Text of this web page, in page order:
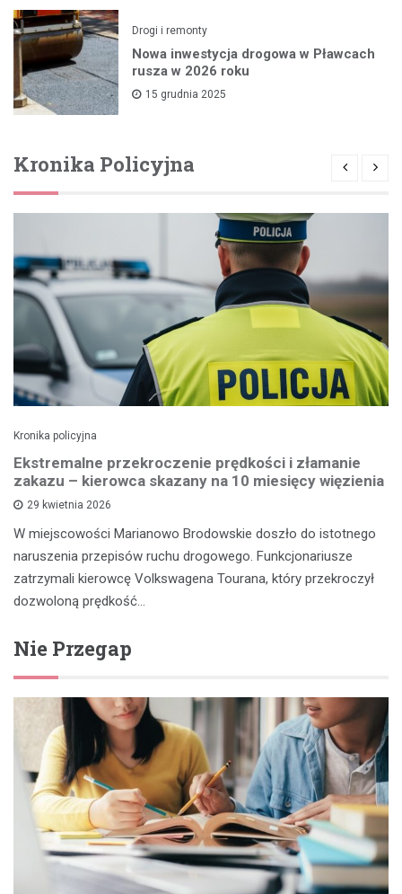
Drogi i remonty
Nowa inwestycja drogowa w Pławcach
rusza w 2026 roku
15 grudnia 2025
Kronika Policyjna
Kronika policyjna
Ekstremalne przekroczenie prędkości i złamanie
zakazu – kierowca skazany na 10 miesięcy więzienia
29 kwietnia 2026
W miejscowości Marianowo Brodowskie doszło do istotnego
naruszenia przepisów ruchu drogowego. Funkcjonariusze
zatrzymali kierowcę Volkswagena Tourana, który przekroczył
dozwoloną prędkość…
Nie Przegap